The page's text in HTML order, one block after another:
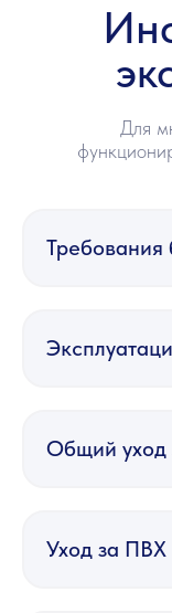
Для
Требования
Общий уход
Уход за